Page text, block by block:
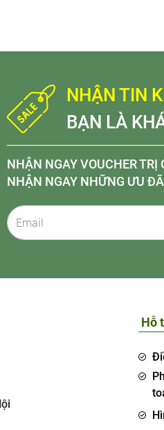
NHẬN TIN
BẠN LÀ
NHẬN NGAY VOUCHER
NHẬN NGAY NHỮNG ƯU
Hỗ